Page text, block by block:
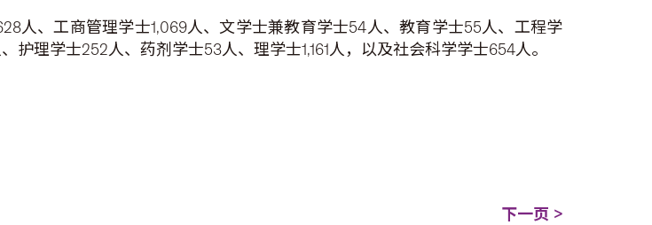
人、工商管理学士1,069人、文学士兼教育学士54人、教育学士55人、工程学
理学士252人、药剂学士53人、理学士1,161人，以及社会科学学士654人。
下一页 >